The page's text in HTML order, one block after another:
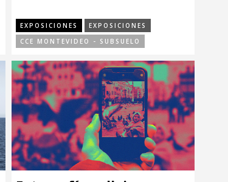
EXPOSICIONES
EXPOSICIONES
CCE MONTEVIDEO - SUBSUELO